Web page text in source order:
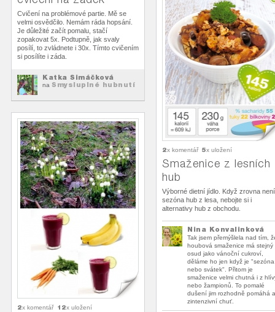
Cvičení na problémové partie. Mě se
velmi osvědčilo. Nemám ráda hopsání.
Je důležité začít pomalu, stačí
zopakovat 5x. Podtupně, jak svaly
posílí, to zvládnete i 30x. Tímto cvičením
si posílíte i záda.
Katka Šimáčková
na Smysluplné hubnutí
2x komentář 5x uložení
Smaženice z lesních
hub
Výborné dietní jídlo. Když zrovna není
sezóna hub z lesa, nebojte si i
alternativy hub z obchodu.
Nina Konvalinková
Tak jsem přemýšlela nad tím,
houbová smaženice má stejný
osud jako vánoční cukroví,
děláme ho jen když je "sezóna
nebo svátek". Přitom je
smaženice velmi chutná i z
nebo žampionů. To pomalé
dušení jim rozhodně pomáhá a
zintenzivní chuť.
2x komentář 12x uložení